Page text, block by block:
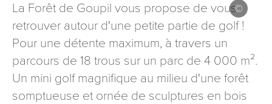
La Forêt de Goupil vous propose de vous
retrouver autour d'une petite partie de golf !
Pour une détente maximum, à travers un
parcours de 18 trous sur un parc de 4 000 m².
Un mini golf magnifique au milieu d'une forêt
somptueuse et ornée de sculptures en bois
mention contraire). Vous disposez d’un droit d’accès, de
rectification et d’opposition aux données vous concernant,
que vous pouvez exercer en adressant une demande par
courriel à tourisme@departement54.fr ou par courrier
signé accompagné de la copie d’un titre d’identité à
l’adresse suivante : Meurthe & Moselle Tourisme - 48
esplanade Jacques-Baudot CO 90019 54035 NANCY
cedex